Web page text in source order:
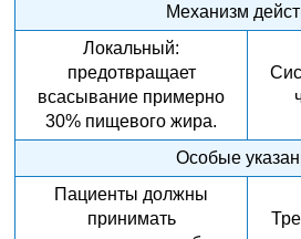
Механизм
Локальный:
предотвращает
всасывание примерно
30% пищевого жира.
Особые
Пациенты должны
принимать